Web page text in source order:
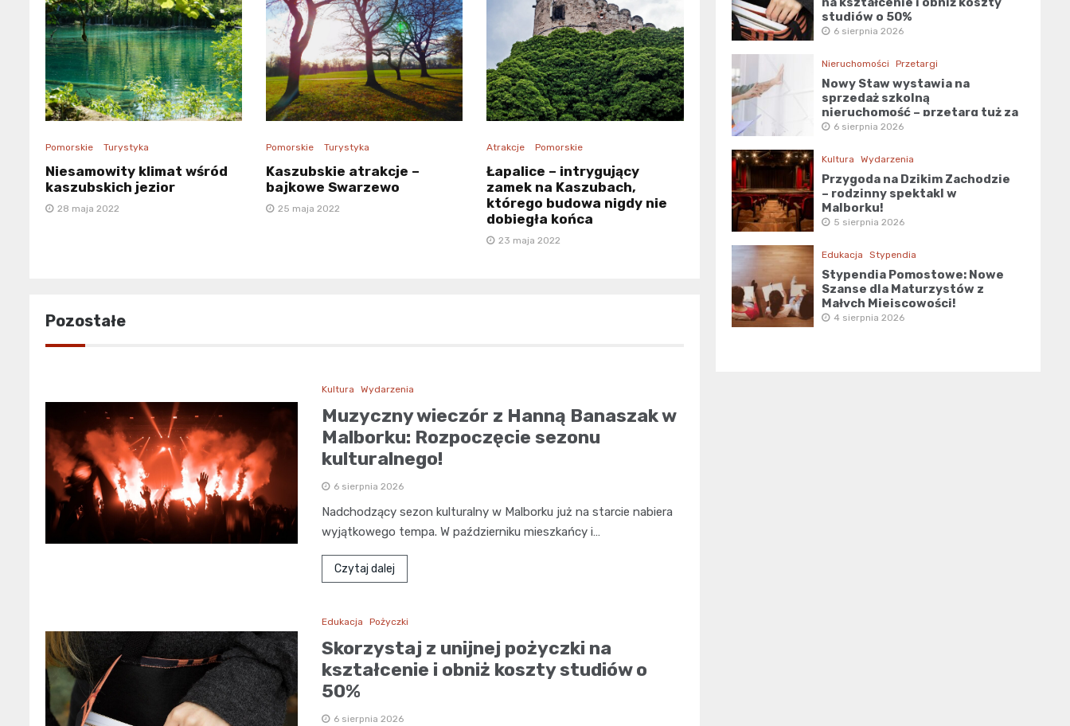
Pomorskie Turystyka
Niesamowity klimat wśród
kaszubskich jezior
28 maja 2022
Pomorskie Turystyka
Kaszubskie atrakcje –
bajkowe Swarzewo
25 maja 2022
Atrakcje Pomorskie
Łapalice – intrygujący
zamek na Kaszubach,
którego budowa nigdy nie
dobiegła końca
23 maja 2022
Pozostałe
Kultura Wydarzenia
Muzyczny wieczór z Hanną Banaszak w
Malborku: Rozpoczęcie sezonu
kulturalnego!
6 sierpnia 2026
Nadchodzący sezon kulturalny w Malborku już na starcie nabiera
wyjątkowego tempa. W październiku mieszkańcy i…
Czytaj dalej
Edukacja Pożyczki
Skorzystaj z unijnej pożyczki na
kształcenie i obniż koszty studiów o
50%
6 sierpnia 2026
studiów o 50%
6 sierpnia 2026
Nieruchomości Przetargi
Nowy Staw wystawia na
sprzedaż szkolną
nieruchomość – przetarg tuż za
rogiem!
6 sierpnia 2026
Kultura Wydarzenia
Przygoda na Dzikim Zachodzie
– rodzinny spektakl w
Malborku!
5 sierpnia 2026
Edukacja Stypendia
Stypendia Pomostowe: Nowe
Szanse dla Maturzystów z
Małych Miejscowości!
4 sierpnia 2026